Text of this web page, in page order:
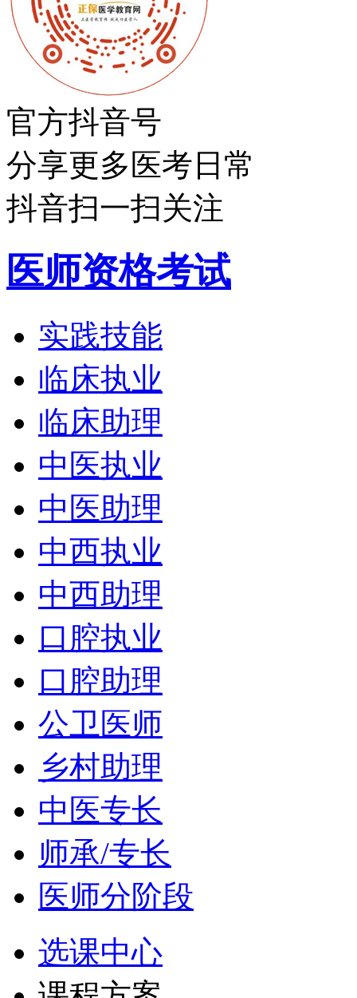
官方抖音号
分享更多医考日常
抖音扫一扫关注
医师资格考试
实践技能
临床执业
临床助理
中医执业
中医助理
中西执业
中西助理
口腔执业
口腔助理
公卫医师
乡村助理
中医专长
师承/专长
医师分阶段
选课中心